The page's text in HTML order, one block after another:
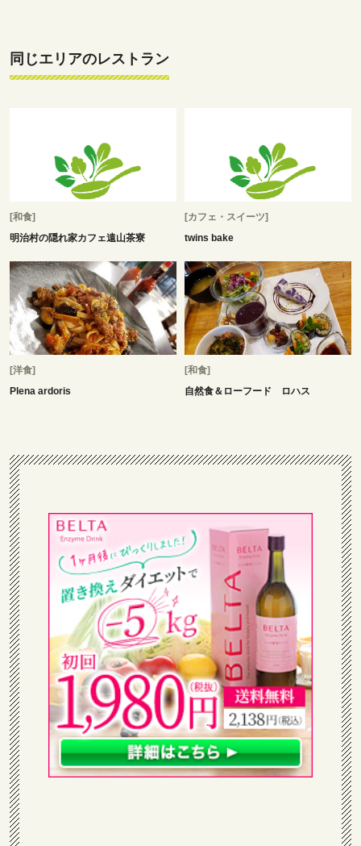
同じエリアのレストラン
[和食]
明治村の隠れ家カフェ遠山茶寮
[カフェ・スイーツ]
twins bake
[洋食]
Plena ardoris
[和食]
自然食＆ローフード ロハス